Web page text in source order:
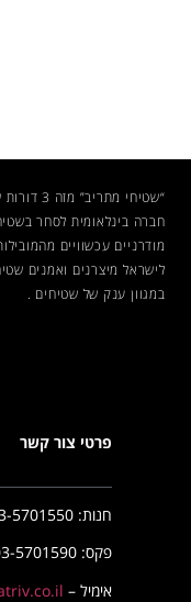
“שטיחי
חברה בינלאומית לסחר
מודרניים עכשוויים
לישראל מיצרנים ואמנים
במגוון ענק של שטיחים .
פרטי צור קשר
חנות: 03-5701550
פקס: 03-5701590
אימיל –